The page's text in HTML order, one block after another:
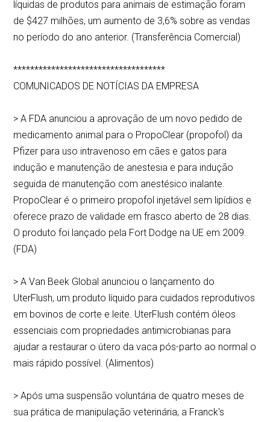
líquidas de produtos para animais de estimação foram
de $427 milhões, um aumento de 3,6% sobre as vendas
no período do ano anterior. (Transferência Comercial)
************************************
COMUNICADOS DE NOTÍCIAS DA EMPRESA
> A FDA anunciou a aprovação de um novo pedido de
medicamento animal para o PropoClear (propofol) da
Pfizer para uso intravenoso em cães e gatos para
indução e manutenção de anestesia e para indução
seguida de manutenção com anestésico inalante.
PropoClear é o primeiro propofol injetável sem lipídios e
oferece prazo de validade em frasco aberto de 28 dias.
O produto foi lançado pela Fort Dodge na UE em 2009.
(FDA)
> A Van Beek Global anunciou o lançamento do
UterFlush, um produto líquido para cuidados reprodutivos
em bovinos de corte e leite. UterFlush contém óleos
essenciais com propriedades antimicrobianas para
ajudar a restaurar o útero da vaca pós-parto ao normal o
mais rápido possível. (Alimentos)
> Após uma suspensão voluntária de quatro meses de
sua prática de manipulação veterinária, a Franck's